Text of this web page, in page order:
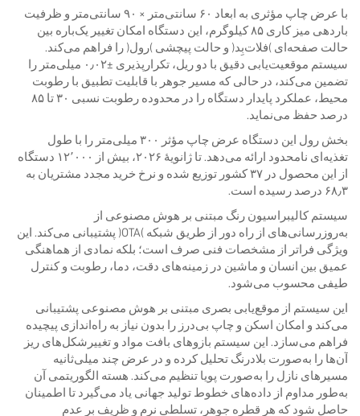
با عرض چاپ مؤثری به ابعاد ۶۰ سانتی‌متر × ۹۰ سانتی‌متر و ظرفیت
باردهی میز کاری ۸۵ کیلوگرم، این دستگاه امکان تغییر یک‌باره بین
حالت صفحه‌ای (فلات‌بِد) و حالت پیچشی (رول) را فراهم می‌کند.
سیستم موقعیت‌یابی دقیق با دو ریل، تکرارپذیری ±۰٫۰۲ میلی‌متر را
تضمین می‌کند، در حالی که مسیر جوهر با قابلیت تطبیق با رطوبت
محیط، عملکرد پایدار دستگاه را در محدوده رطوبت نسبی ۳۰ تا ۸۵
درصد حفظ می‌نماید.
بخش رول این دستگاه عرض چاپ مؤثر ۳۰۰ میلی‌متر را با طول
تغذیه‌ای نامحدود ارائه می‌دهد. تا ژانویهٔ ۲۰۲۶، بیش از ۱۲٬۰۰۰ دستگاه
از این محصول در ۳۷ کشور توزیع شده و نرخ خرید مجدد مشتریان به
۶۸٫۳ درصد رسیده است.
سیستم کالیبراسیون رنگ مبتنی بر هوش مصنوعی از
به‌روزرسانی‌های از راه دور از طریق شبکه (OTA) پشتیبانی می‌کند. این
ویژگی فراتر از مشخصات فنی صرف است؛ بلکه نمادی از هماهنگی
عمیق بین انسان و ماشین در زمینه‌های دقت، دما، رطوبت و کنترل
طیفی محسوب می‌شود.
این سیستم از موقع‌یابی بصری مبتنی بر هوش مصنوعی پشتیبانی
می‌کند و امکان اسکن و چاپ بی‌درز را بدون نیاز به راه‌اندازی پیچیده
فراهم می‌سازد. این سیستم بازوهای بافت مواد و تغییرشکل‌های ریز
آن‌ها را به‌صورت بلادرنگ تحلیل کرده و در عرض چند میلی‌ثانیه
مسیرهای نازل را به‌صورت پویا تنظیم می‌کند. هسته الگوریتمی آن
به‌طور مداوم از داده‌های خطوط تولید جهانی یاد می‌گیرد تا اطمینان
حاصل شود که هر قطره جوهر، تسلطی نرم و ظریف بر عدم